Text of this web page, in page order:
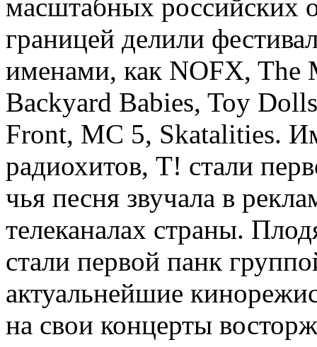
масштабных российских
границей делили
именами, как NOFX, The
Backyard Babies, Toy
Front, MC 5, Skatalities.
радиохитов, Т! стали
чья песня звучала в
телеканалах страны.
стали первой панк
актуальнейшие
на свои концерты